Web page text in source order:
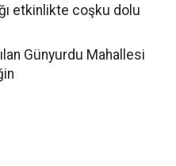
etkinlikte coşku dolu
Günyurdu Mahallesi